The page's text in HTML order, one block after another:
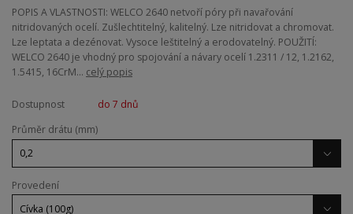
POPIS A VLASTNOSTI: WELCO 2640 netvoří póry při navařování
nitridovaných ocelí. Zušlechtitelný, kalitelný. Lze nitridovat a chromovat.
Lze leptata a dezénovat. Vysoce leštitelný a erodovatelný. POUŽITÍ:
WELCO 2640 je vhodný pro spojování a návary ocelí 1.2311 / 12, 1.2162,
1.5415, 16CrM... celý popis
Dostupnost
do 7 dnů
Průměr drátu (mm)
Provedení